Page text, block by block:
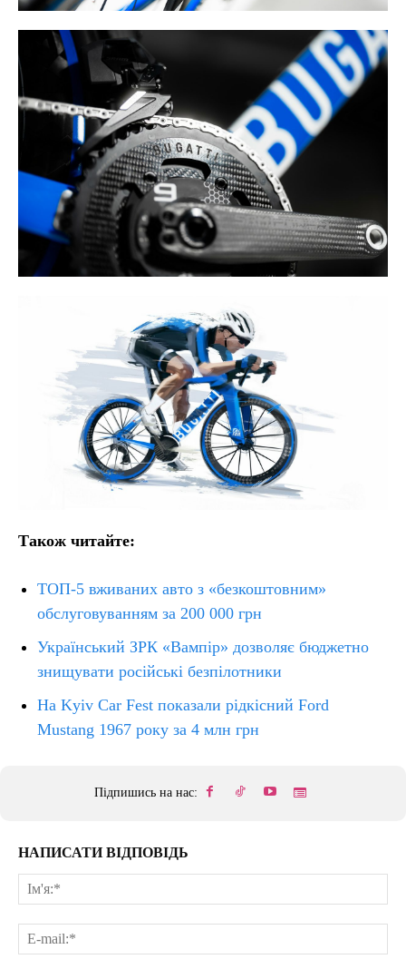
Також читайте:
ТОП-5 вживаних авто з «безкоштовним»
обслуговуванням за 200 000 грн
Український ЗРК «Вампір» дозволяє бюджетно
знищувати російські безпілотники
На Kyiv Car Fest показали рідкісний Ford
Mustang 1967 року за 4 млн грн
Підпишись на нас:
НАПИСАТИ ВІДПОВІДЬ